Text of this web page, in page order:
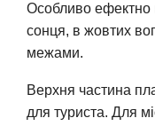
Особливо ефектно
сонця, в жовтих
межами.
Верхня частина
для туриста. Для